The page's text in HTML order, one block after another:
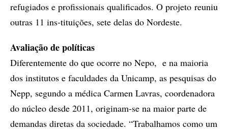
refugiados e profissionais qualificados. O projeto reuniu
outras 11 ins-tituições, sete delas do Nordeste.
Avaliação de políticas
Diferentemente do que ocorre no Nepo, e na maioria
dos institutos e faculdades da Unicamp, as pesquisas do
Nepp, segundo a médica Carmen Lavras, coordenadora
do núcleo desde 2011, originam-se na maior parte de
demandas diretas da sociedade. “Trabalhamos como um